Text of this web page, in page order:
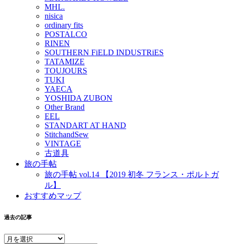
MHL.
nisica
ordinary fits
POSTALCO
RINEN
SOUTHERN FiELD INDUSTRiES
TATAMIZE
TOUJOURS
TUKI
YAECA
YOSHIDA ZUBON
Other Brand
EEL
STANDART AT HAND
StitchandSew
VINTAGE
古道具
旅の手帖
旅の手帖 vol.14 【2019 初冬 フランス・ポルトガ
ル】
おすすめマップ
過去の記事